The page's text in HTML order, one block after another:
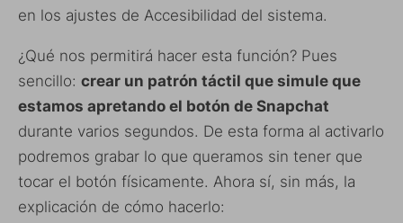
en los ajustes de Accesibilidad del sistema.
¿Qué nos permitirá hacer esta función? Pues
sencillo: crear un patrón táctil que simule que
estamos apretando el botón de Snapchat
durante varios segundos. De esta forma al activarlo
podremos grabar lo que queramos sin tener que
tocar el botón físicamente. Ahora sí, sin más, la
explicación de cómo hacerlo: